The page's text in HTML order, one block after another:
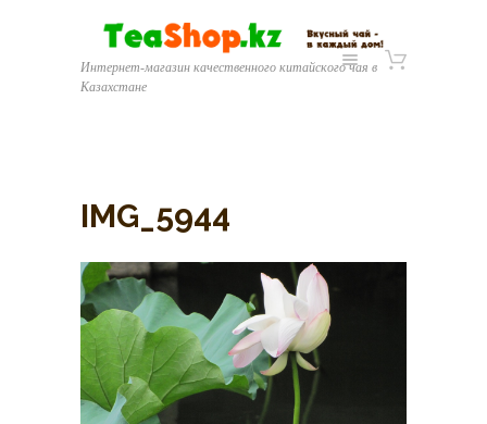
Интернет-магазин качественного китайского чая в
Казахстане
IMG_5944